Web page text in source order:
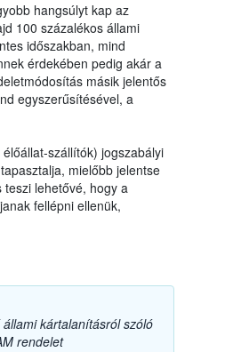
hangsúlyt kap az
100 százalékos állami
időszakban, mind
érdekében pedig akár a
másik jelentős
egyszerűsítésével, a
szállítók) jogszabályi
mielőbb jelentse
lehetővé, hogy a
fellépni ellenük,
kártalanításról szóló
rendelet